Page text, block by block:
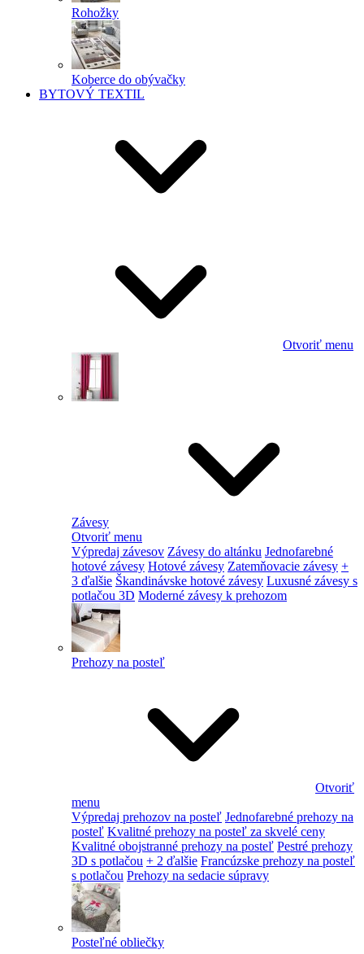
Rohožky
Koberce do obývačky
BYTOVÝ TEXTIL
Otvoriť menu
Závesy
Otvoriť menu
Výpredaj závesov Závesy do altánku Jednofarebné
hotové závesy Hotové závesy Zatemňovacie závesy +
3 ďalšie Škandinávske hotové závesy Luxusné závesy s
potlačou 3D Moderné závesy k prehozom
Prehozy na posteľ
Otvoriť
menu
Výpredaj prehozov na posteľ Jednofarebné prehozy na
posteľ Kvalitné prehozy na posteľ za skvelé ceny
Kvalitné obojstranné prehozy na posteľ Pestré prehozy
3D s potlačou + 2 ďalšie Francúzske prehozy na posteľ
s potlačou Prehozy na sedacie súpravy
Posteľné obliečky